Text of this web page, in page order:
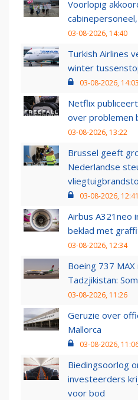
Voorlopig
03-08-2026, 14:40
Turkish Airlines
winter
03-08-2026, 14:03
Netflix
over problemen
03-08-2026, 13:22
Brussel geeft
Nederlandse
03-08-2026, 12:41
Airbus A321neo
beklad met
03-08-2026, 12:34
Boeing 737
Tadzjikistan:
03-08-2026, 11:26
Geruzie over
Mallorca
03-08-2026,
Biedingsoorlog
investeerders
voor bod